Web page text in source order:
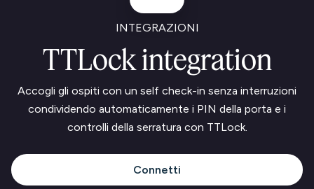
INTEGRAZIONI
TTLock integration
Accogli gli ospiti con un self check-in senza interruzioni
condividendo automaticamente i PIN della porta e i
controlli della serratura con TTLock.
Connetti